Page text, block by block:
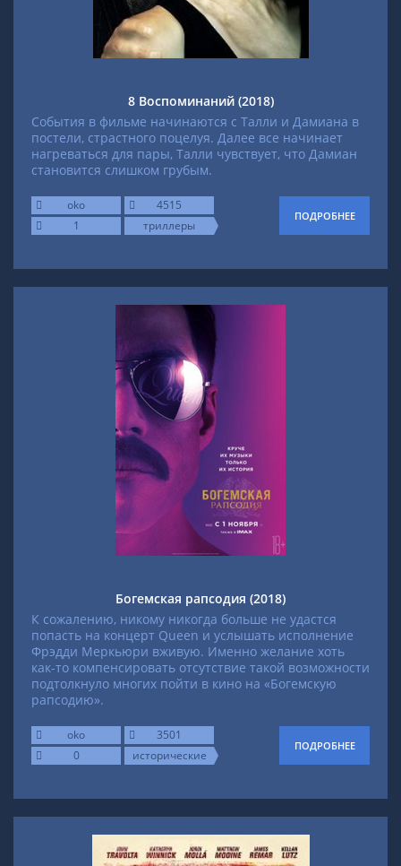
8 Воспоминаний (2018)
События в фильме начинаются с Талли и Дамиана в
постели, страстного поцелуя. Далее все начинает
нагреваться для пары, Талли чувствует, что Дамиан
становится слишком грубым.
oko
4515
1
триллеры
ПОДРОБНЕЕ
Богемская рапсодия (2018)
К сожалению, никому никогда больше не удастся
попасть на концерт Queen и услышать исполнение
Фрэдди Меркьюри вживую. Именно желание хоть
как-то компенсировать отсутствие такой возможности
подтолкнуло многих пойти в кино на «Богемскую
рапсодию».
oko
3501
0
исторические
ПОДРОБНЕЕ